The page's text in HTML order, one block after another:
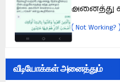
அனைத்து
(Not Working?
வீடியோக்கள் அனைத்தும்